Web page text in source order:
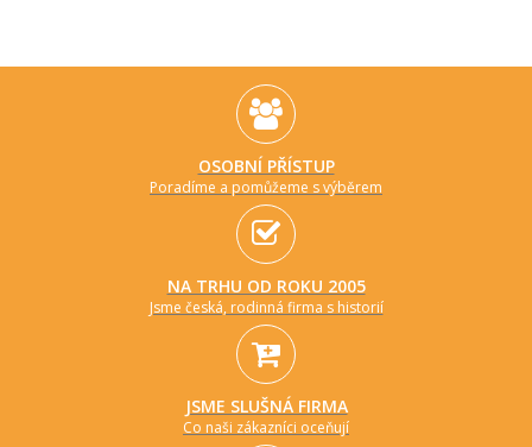
OSOBNÍ PŘÍSTUP
Poradíme a pomůžeme s výběrem
NA TRHU OD ROKU 2005
Jsme česká, rodinná firma s historií
JSME SLUŠNÁ FIRMA
Co naši zákazníci oceňují